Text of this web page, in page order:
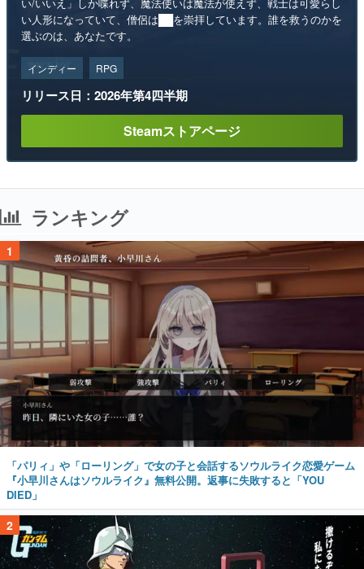
い/いいえ」しか喋れず、魔法使いは魔法が使えず、戦士は可愛らし
い人形になっていて、僧侶は██を崇拝しています。誰を救うのかを
選ぶのは、あなたです。
インディー RPG
リリース日：2026年第4四半期
Steamストアページ
ランキング
1
「パリィ」や「ローリング」で女の子と会話するソウルライク恋愛ゲーム
『小早川さんはソウルライク』無料公開。返事に失敗すると「YOU
DIED」
2